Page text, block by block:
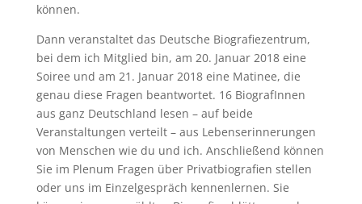
können.
Dann veranstaltet das Deutsche Biografiezentrum,
bei dem ich Mitglied bin, am 20. Januar 2018 eine
Soiree und am 21. Januar 2018 eine Matinee, die
genau diese Fragen beantwortet. 16 BiografInnen
aus ganz Deutschland lesen – auf beide
Veranstaltungen verteilt – aus Lebenserinnerungen
von Menschen wie du und ich. Anschließend können
Sie im Plenum Fragen über Privatbiografien stellen
oder uns im Einzelgespräch kennenlernen. Sie